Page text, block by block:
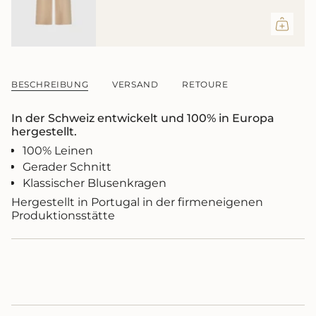
product
von
{{
}}",
"minimum_of"=>"Minimum
von
quantity
}}",
"maximum_of"=>"Maximum
von
quantity
BESCHREIBUNG VERSAND RETOURE
In der Schweiz entwickelt und 100% in Europa
hergestellt.
100% Leinen
Gerader Schnitt
Klassischer Blusenkragen
Hergestellt in Portugal in der firmeneigenen
Produktionsstätte